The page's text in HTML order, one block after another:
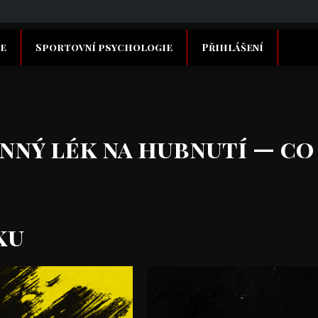
Sportovní psychologie Přihlášení
lék na hubnutí —